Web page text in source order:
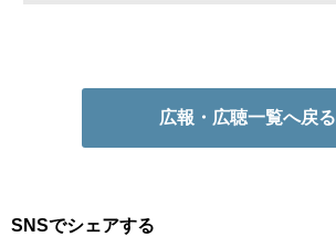
広報・広聴一覧へ戻る
SNSでシェアする